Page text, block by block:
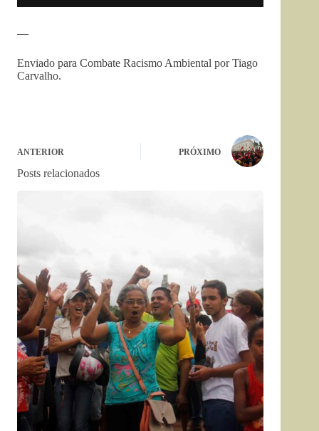
—
Enviado para Combate Racismo Ambiental por Tiago
Carvalho.
ANTERIOR PRÓXIMO
Posts relacionados